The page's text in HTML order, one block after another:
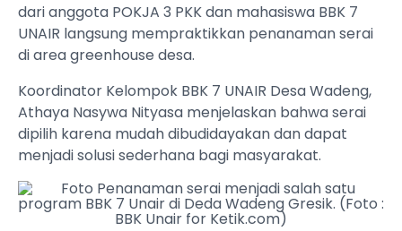
dari anggota POKJA 3 PKK dan mahasiswa BBK 7
UNAIR langsung mempraktikkan penanaman serai
di area greenhouse desa.
Koordinator Kelompok BBK 7 UNAIR Desa Wadeng,
Athaya Nasywa Nityasa menjelaskan bahwa serai
dipilih karena mudah dibudidayakan dan dapat
menjadi solusi sederhana bagi masyarakat.